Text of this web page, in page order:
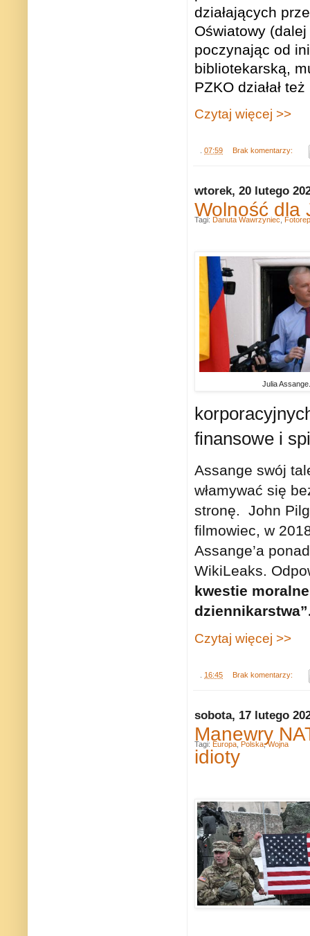
działających
Oświatowy
poczynając od
bibliotekarską,
PZKO działał
Czytaj więcej >>
07:59 Brak komentarzy:
wtorek, 20 lutego
Wolność dla
Julia
finansowe i
Assange swój
włamywać się
stronę. John
filmowiec, w
Assange’a
WikiLeaks.
kwestie
Czytaj więcej >>
. 16:45 Brak komentarzy:
Tagi: Danuta Wawrzyniec
sobota, 17 lutego
Manewry
idioty
Tagi: Europa Polska,Wojna